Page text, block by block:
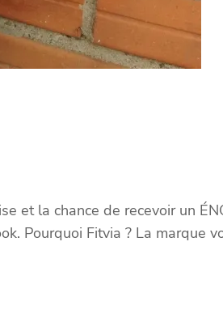
et la chance de recevoir un
Pourquoi Fitvia ? La marque